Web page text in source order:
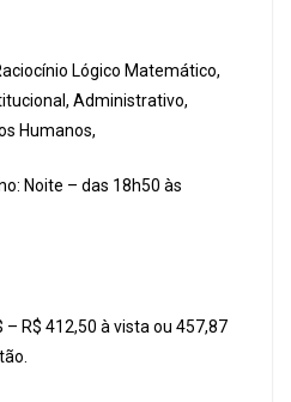
Lógico Matemático,
Administrativo,
Humanos,
Noite – das 18h50 às
– R$ 412,50 à vista ou 457,87